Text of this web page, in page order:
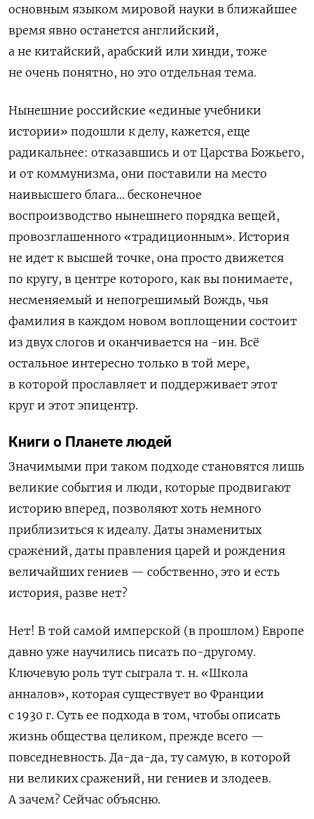
основным языком мировой науки в ближайшее
время явно останется английский,
а не китайский, арабский или хинди, тоже
не очень понятно, но это отдельная тема.
Нынешние российские «единые учебники
истории» подошли к делу, кажется, еще
радикальнее: отказавшись и от Царства Божьего,
и от коммунизма, они поставили на место
наивысшего блага… бесконечное
воспроизводство нынешнего порядка вещей,
провозглашенного «традиционным». История
не идет к высшей точке, она просто движется
по кругу, в центре которого, как вы понимаете,
несменяемый и непогрешимый Вождь, чья
фамилия в каждом новом воплощении состоит
из двух слогов и оканчивается на -ин. Всё
остальное интересно только в той мере,
в которой прославляет и поддерживает этот
круг и этот эпицентр.
Книги о Планете людей
Значимыми при таком подходе становятся лишь
великие события и люди, которые продвигают
историю вперед, позволяют хоть немного
приблизиться к идеалу. Даты знаменитых
сражений, даты правления царей и рождения
величайших гениев — собственно, это и есть
история, разве нет?
Нет! В той самой имперской (в прошлом) Европе
давно уже научились писать по-другому.
Ключевую роль тут сыграла т. н. «Школа
анналов», которая существует во Франции
с 1930 г. Суть ее подхода в том, чтобы описать
жизнь общества целиком, прежде всего —
повседневность. Да-да-да, ту самую, в которой
ни великих сражений, ни гениев и злодеев.
А зачем? Сейчас объясню.